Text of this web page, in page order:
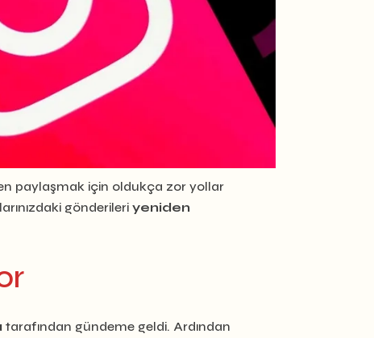
paylaşmak için oldukça zor yollar
gönderileri yeniden
tarafından gündeme geldi. Ardından